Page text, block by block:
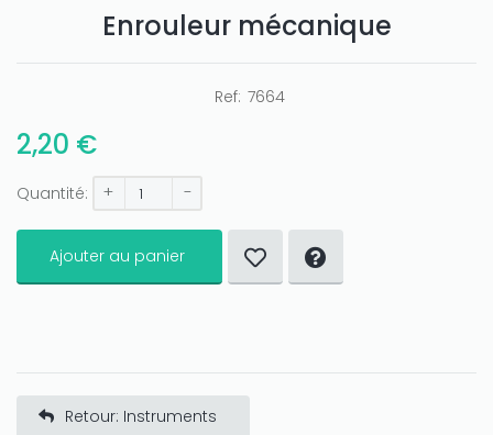
Enrouleur mécanique
Ref: 7664
2,20 €
Quantité: + -
Ajouter au panier
Retour: Instruments